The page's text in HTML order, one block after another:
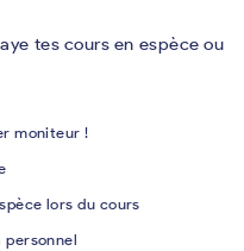
tes cours en espèce ou
moniteur !
lors du cours
personnel